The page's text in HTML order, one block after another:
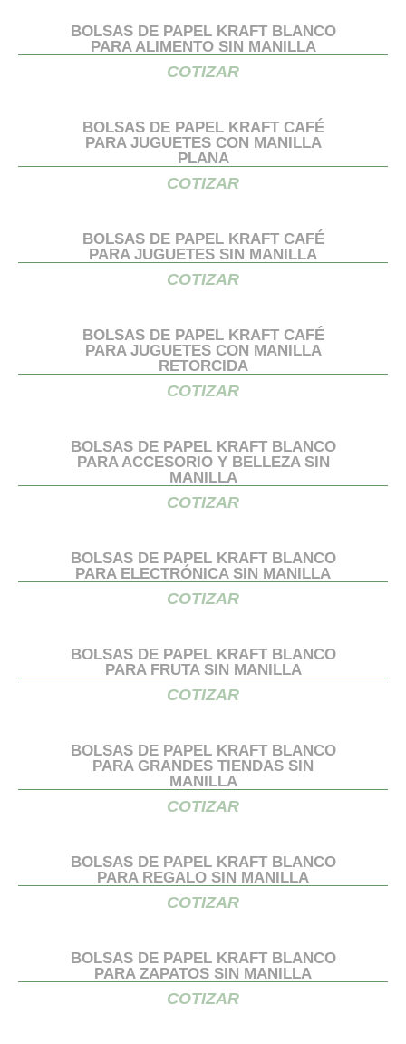
BOLSAS DE PAPEL KRAFT BLANCO
PARA ALIMENTO SIN MANILLA
COTIZAR
BOLSAS DE PAPEL KRAFT CAFÉ
PARA JUGUETES CON MANILLA
PLANA
COTIZAR
BOLSAS DE PAPEL KRAFT CAFÉ
PARA JUGUETES SIN MANILLA
COTIZAR
BOLSAS DE PAPEL KRAFT CAFÉ
PARA JUGUETES CON MANILLA
RETORCIDA
COTIZAR
BOLSAS DE PAPEL KRAFT BLANCO
PARA ACCESORIO Y BELLEZA SIN
MANILLA
COTIZAR
BOLSAS DE PAPEL KRAFT BLANCO
PARA ELECTRÓNICA SIN MANILLA
COTIZAR
BOLSAS DE PAPEL KRAFT BLANCO
PARA FRUTA SIN MANILLA
COTIZAR
BOLSAS DE PAPEL KRAFT BLANCO
PARA GRANDES TIENDAS SIN
MANILLA
COTIZAR
BOLSAS DE PAPEL KRAFT BLANCO
PARA REGALO SIN MANILLA
COTIZAR
BOLSAS DE PAPEL KRAFT BLANCO
PARA ZAPATOS SIN MANILLA
COTIZAR